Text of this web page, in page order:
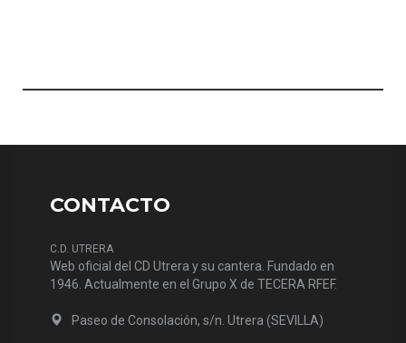
CONTACTO
C.D. UTRERA
Web oficial del CD Utrera y su cantera. Fundado en
1946. Actualmente en el Grupo X de TECERA RFEF.
Paseo de Consolación, s/n. Utrera (SEVILLA)